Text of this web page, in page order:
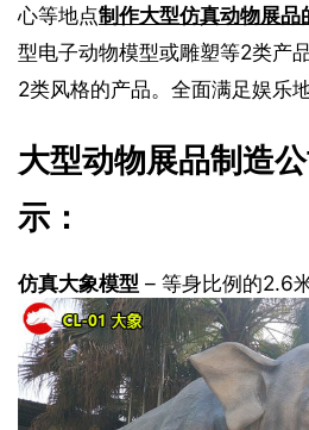
心等地点制作大型仿真动物展品
型电子动物模型或雕塑等2类产
2类风格的产品。全面满足娱乐
大型动物展品制造
示：
仿真大象模型 – 等身比例的2.6